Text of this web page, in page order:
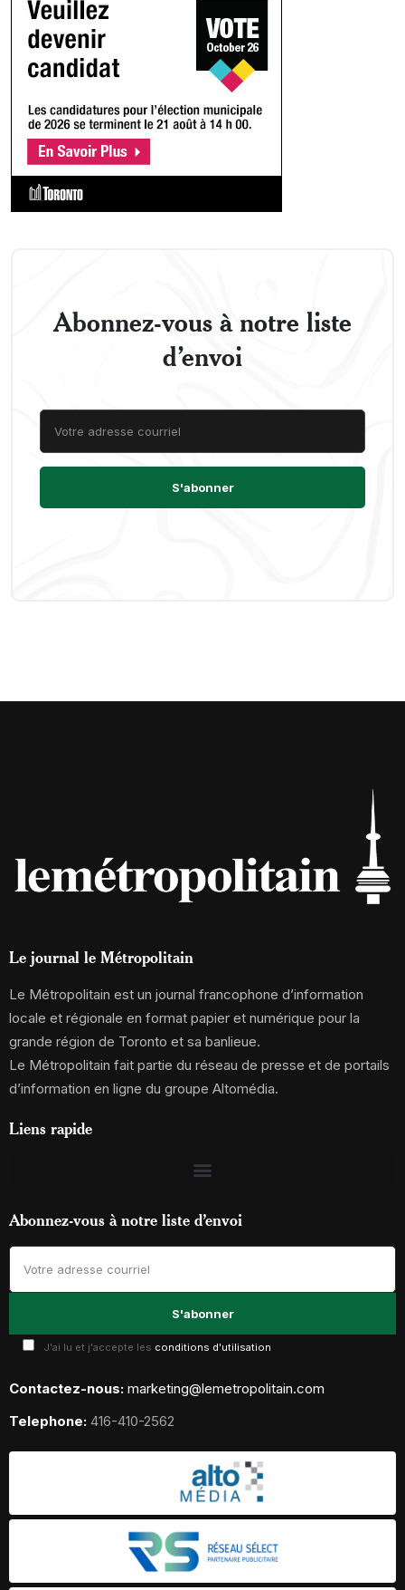
Abonnez-vous à notre liste
d’envoi
Le journal le Métropolitain
Le Métropolitain est un journal francophone d’information
locale et régionale en format papier et numérique pour la
grande région de Toronto et sa banlieue.
Le Métropolitain fait partie du réseau de presse et de portails
d’information en ligne du groupe Altomédia.
Liens rapide
Abonnez-vous à notre liste d’envoi
J'ai lu et j'accepte les conditions d'utilisation
Contactez-nous: marketing@lemetropolitain.com
Telephone: 416-410-2562